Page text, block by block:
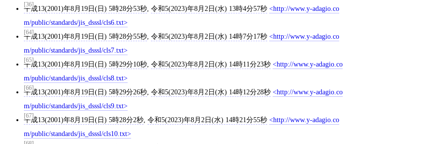
[36]
平成13(2001)年8月19日(日) 5時28分53秒 令和5(2023)年8月2日(水) 13時4分57秒
http://www.y-adagio.co
m/public/standards/jis_dsssl/cls6.txt
[64]
平成13(2001)年8月19日(日) 5時28分55秒 令和5(2023)年8月2日(水) 14時7分17秒
http://www.y-adagio.co
m/public/standards/jis_dsssl/cls7.txt
[65]
平成13(2001)年8月19日(日) 5時29分10秒 令和5(2023)年8月2日(水) 14時11分23秒
http://www.y-adagio.co
m/public/standards/jis_dsssl/cls8.txt
[66]
平成13(2001)年8月19日(日) 5時29分26秒 令和5(2023)年8月2日(水) 14時12分28秒
http://www.y-adagio.co
m/public/standards/jis_dsssl/cls9.txt
[67]
平成13(2001)年8月19日(日) 5時28分2秒 令和5(2023)年8月2日(水) 14時21分55秒
http://www.y-adagio.co
m/public/standards/jis_dsssl/cls10.txt